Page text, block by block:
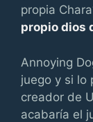
propia
propio dios
Annoying
juego y si lo
creador de
acabaría el